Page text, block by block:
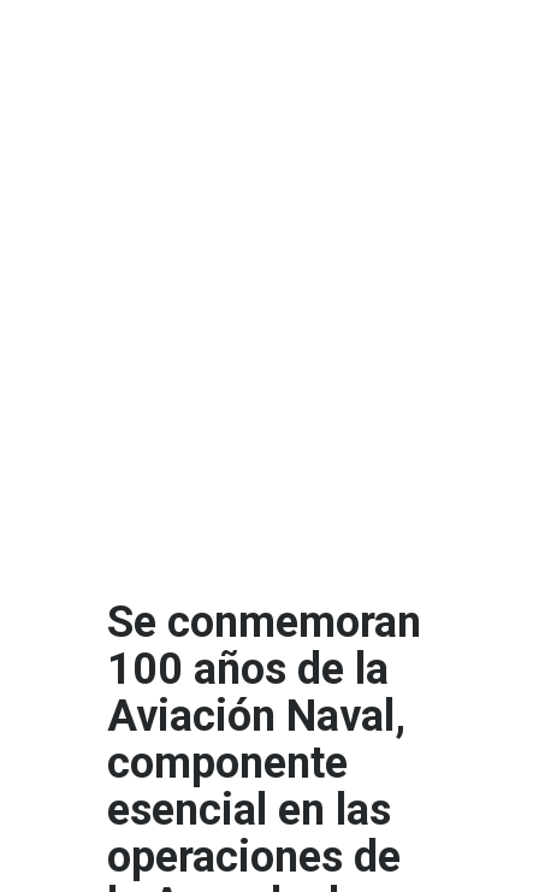
Se conmemoran
100 años de la
Aviación Naval,
componente
esencial en las
operaciones de